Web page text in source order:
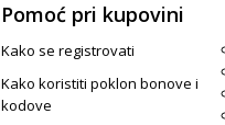
Pomoć pri kupovini
Kako se registrovati
Kako koristiti poklon bonove i
kodove